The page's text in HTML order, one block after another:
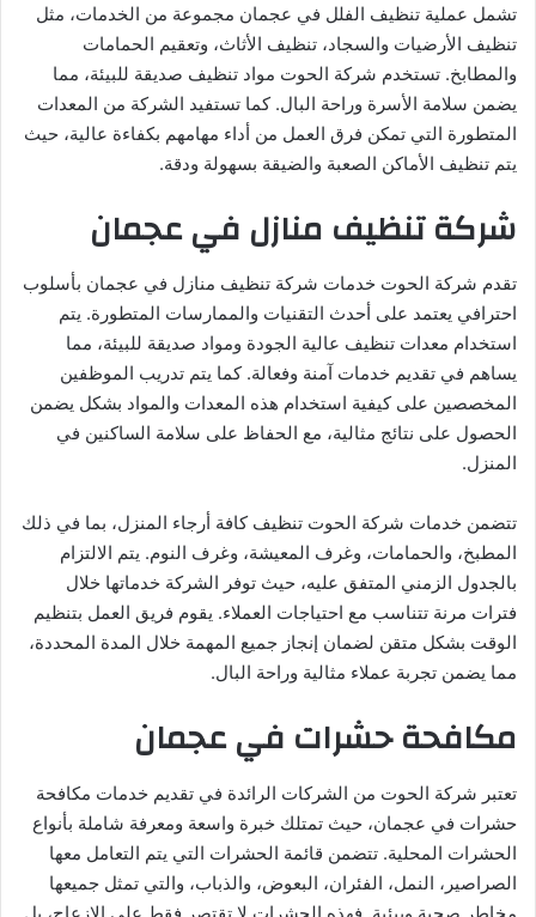
تشمل عملية تنظيف الفلل في عجمان مجموعة من الخدمات، مثل
تنظيف الأرضيات والسجاد، تنظيف الأثاث، وتعقيم الحمامات
والمطابخ. تستخدم شركة الحوت مواد تنظيف صديقة للبيئة، مما
يضمن سلامة الأسرة وراحة البال. كما تستفيد الشركة من المعدات
المتطورة التي تمكن فرق العمل من أداء مهامهم بكفاءة عالية، حيث
يتم تنظيف الأماكن الصعبة والضيقة بسهولة ودقة.
شركة تنظيف منازل في عجمان
تقدم شركة الحوت خدمات شركة تنظيف منازل في عجمان بأسلوب
احترافي يعتمد على أحدث التقنيات والممارسات المتطورة. يتم
استخدام معدات تنظيف عالية الجودة ومواد صديقة للبيئة، مما
يساهم في تقديم خدمات آمنة وفعالة. كما يتم تدريب الموظفين
المخصصين على كيفية استخدام هذه المعدات والمواد بشكل يضمن
الحصول على نتائج مثالية، مع الحفاظ على سلامة الساكنين في
المنزل.
تتضمن خدمات شركة الحوت تنظيف كافة أرجاء المنزل، بما في ذلك
المطبخ، والحمامات، وغرف المعيشة، وغرف النوم. يتم الالتزام
بالجدول الزمني المتفق عليه، حيث توفر الشركة خدماتها خلال
فترات مرنة تتناسب مع احتياجات العملاء. يقوم فريق العمل بتنظيم
الوقت بشكل متقن لضمان إنجاز جميع المهمة خلال المدة المحددة،
مما يضمن تجربة عملاء مثالية وراحة البال.
مكافحة حشرات في عجمان
تعتبر شركة الحوت من الشركات الرائدة في تقديم خدمات مكافحة
حشرات في عجمان، حيث تمتلك خبرة واسعة ومعرفة شاملة بأنواع
الحشرات المحلية. تتضمن قائمة الحشرات التي يتم التعامل معها
الصراصير، النمل، الفئران، البعوض، والذباب، والتي تمثل جميعها